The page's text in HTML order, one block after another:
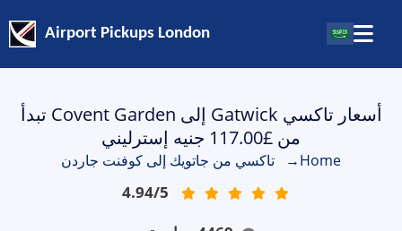
Airport Pickups London
أسعار تاكسي Gatwick إلى Covent Garden تبدأ
من £117.00 جنيه إسترليني
Home
→ تاكسي من جاتويك إلى كوفنت جاردن
4.94/5